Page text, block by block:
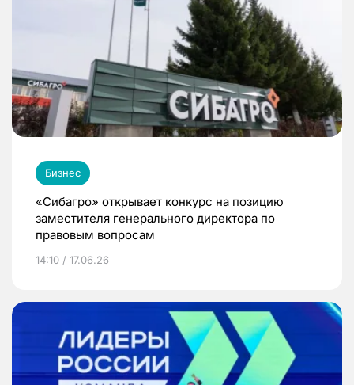
Бизнес
«Сибагро» открывает конкурс на позицию
заместителя генерального директора по
правовым вопросам
14:10 / 17.06.26